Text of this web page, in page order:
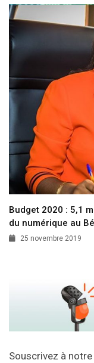
Budget 2020 : 5,1
du numérique au
25 novembre 2019
Souscrivez à